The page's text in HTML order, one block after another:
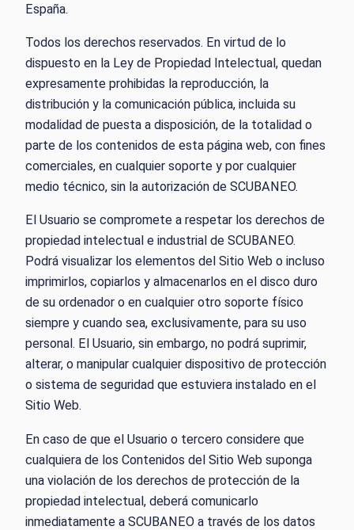
España.
Todos los derechos reservados. En virtud de lo
dispuesto en la Ley de Propiedad Intelectual, quedan
expresamente prohibidas la reproducción, la
distribución y la comunicación pública, incluida su
modalidad de puesta a disposición, de la totalidad o
parte de los contenidos de esta página web, con fines
comerciales, en cualquier soporte y por cualquier
medio técnico, sin la autorización de SCUBANEO.
El Usuario se compromete a respetar los derechos de
propiedad intelectual e industrial de SCUBANEO.
Podrá visualizar los elementos del Sitio Web o incluso
imprimirlos, copiarlos y almacenarlos en el disco duro
de su ordenador o en cualquier otro soporte físico
siempre y cuando sea, exclusivamente, para su uso
personal. El Usuario, sin embargo, no podrá suprimir,
alterar, o manipular cualquier dispositivo de protección
o sistema de seguridad que estuviera instalado en el
Sitio Web.
En caso de que el Usuario o tercero considere que
cualquiera de los Contenidos del Sitio Web suponga
una violación de los derechos de protección de la
propiedad intelectual, deberá comunicarlo
inmediatamente a SCUBANEO a través de los datos